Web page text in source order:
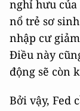
nghỉ hưu
nổ trẻ sơ
nhập cư
Điều này
động sẽ còn
Bởi vậy, Fed